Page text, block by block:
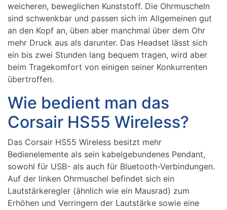
weicheren, beweglichen Kunststoff. Die Ohrmuscheln
sind schwenkbar und passen sich im Allgemeinen gut
an den Kopf an, üben aber manchmal über dem Ohr
mehr Druck aus als darunter. Das Headset lässt sich
ein bis zwei Stunden lang bequem tragen, wird aber
beim Tragekomfort von einigen seiner Konkurrenten
übertroffen.
Wie bedient man das
Corsair HS55 Wireless?
Das Corsair HS55 Wireless besitzt mehr
Bedienelemente als sein kabelgebundenes Pendant,
sowohl für USB- als auch für Bluetooth-Verbindungen.
Auf der linken Ohrmuschel befindet sich ein
Lautstärkeregler (ähnlich wie ein Mausrad) zum
Erhöhen und Verringern der Lautstärke sowie eine